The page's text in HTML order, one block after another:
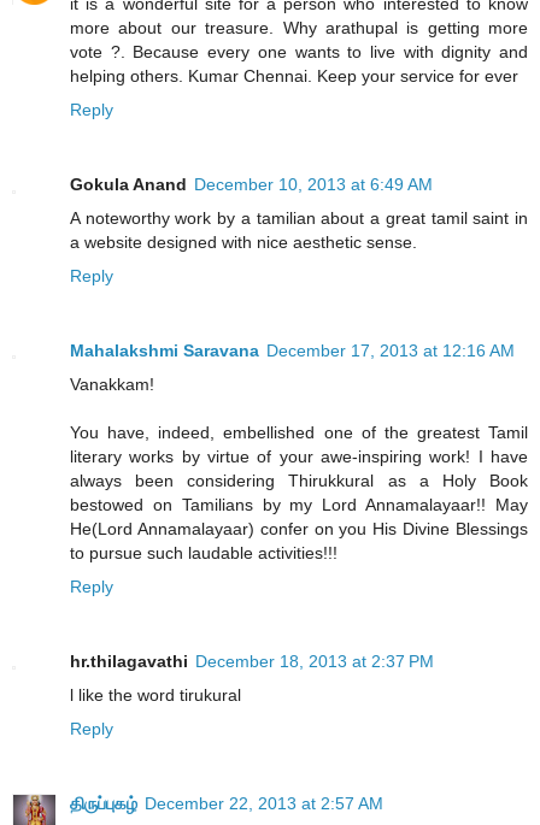
more about our treasure. Why arathupal is getting more
vote ?. Because every one wants to live with dignity and
helping others. Kumar Chennai. Keep your service for ever
Reply
Gokula Anand December 10, 2013 at 6:49 AM
A noteworthy work by a tamilian about a great tamil saint in
a website designed with nice aesthetic sense.
Reply
Mahalakshmi Saravana December 17, 2013 at 12:16 AM
Vanakkam!
You have, indeed, embellished one of the greatest Tamil
literary works by virtue of your awe-inspiring work! I have
always been considering Thirukkural as a Holy Book
bestowed on Tamilians by my Lord Annamalayaar!! May
He(Lord Annamalayaar) confer on you His Divine Blessings
to pursue such laudable activities!!!
Reply
hr.thilagavathi December 18, 2013 at 2:37 PM
l like the word tirukural
Reply
திருப்புகழ் December 22, 2013 at 2:57 AM